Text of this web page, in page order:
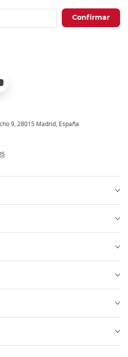
9, 28015 Madrid, España